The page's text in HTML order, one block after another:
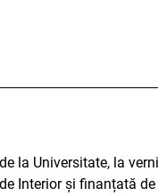
la Universitate, la
Interior și finanțată